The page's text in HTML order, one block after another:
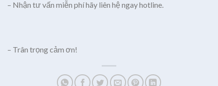
– Nhận tư vấn miễn phí hãy liên hệ ngay hotline.
– Trân trọng cảm ơn!